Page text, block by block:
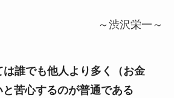
～渋沢栄一～
は誰でも他人より多く（お金
苦心するのが普通である